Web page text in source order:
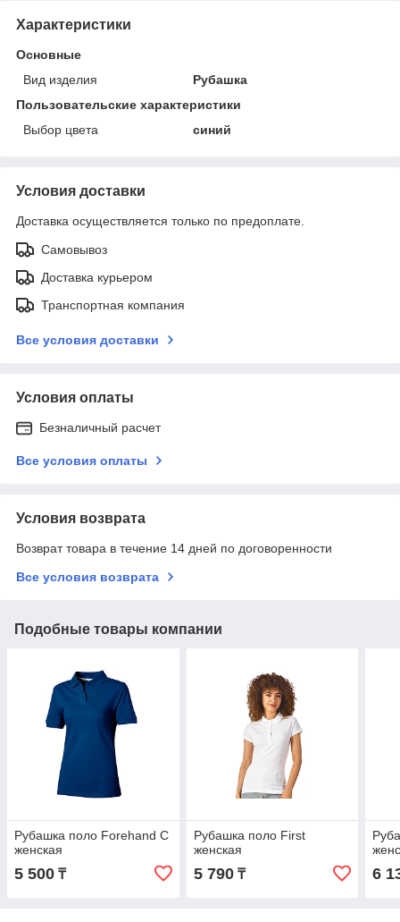
Характеристики
Основные
Вид изделия
Рубашка
Пользовательские характеристики
Выбор цвета
синий
Условия доставки
Доставка осуществляется только по предоплате.
Самовывоз
Доставка курьером
Транспортная компания
Все условия доставки
Условия оплаты
Безналичный расчет
Все условия оплаты
Условия возврата
Возврат товара в течение 14 дней по договоренности
Все условия возврата
Подобные товары компании
Рубашка поло Forehand C
женская
5 500 ₸
Рубашка поло First
женская
5 790₸ 6